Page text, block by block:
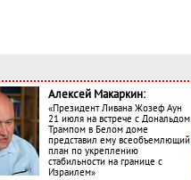
Алексей Макаркин:
«Президент Ливана Жозеф Аун
21 июля на встрече с Дональдом
Трампом в Белом доме
представил ему всеобъемлющий
план по укреплению
стабильности на границе с
Израилем»